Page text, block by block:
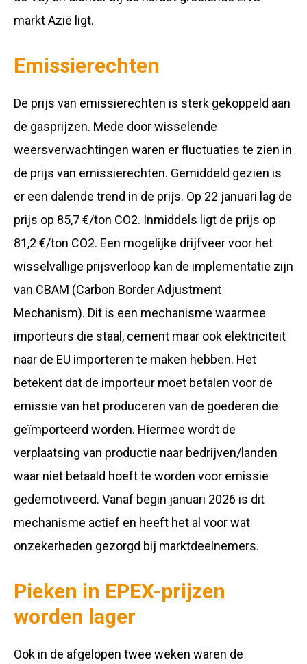
markt Azië ligt.
Emissierechten
De prijs van emissierechten is sterk gekoppeld aan
de gasprijzen. Mede door wisselende
weersverwachtingen waren er fluctuaties te zien in
de prijs van emissierechten. Gemiddeld gezien is
er een dalende trend in de prijs. Op 22 januari lag de
prijs op 85,7 €/ton CO2. Inmiddels ligt de prijs op
81,2 €/ton CO2. Een mogelijke drijfveer voor het
wisselvallige prijsverloop kan de implementatie zijn
van CBAM (Carbon Border Adjustment
Mechanism). Dit is een mechanisme waarmee
importeurs die staal, cement maar ook elektriciteit
naar de EU importeren te maken hebben. Het
betekent dat de importeur moet betalen voor de
emissie van het produceren van de goederen die
geïmporteerd worden. Hiermee wordt de
verplaatsing van productie naar bedrijven/landen
waar niet betaald hoeft te worden voor emissie
gedemotiveerd. Vanaf begin januari 2026 is dit
mechanisme actief en heeft het al voor wat
onzekerheden gezorgd bij marktdeelnemers.
Pieken in EPEX-prijzen
worden lager
Ook in de afgelopen twee weken waren de